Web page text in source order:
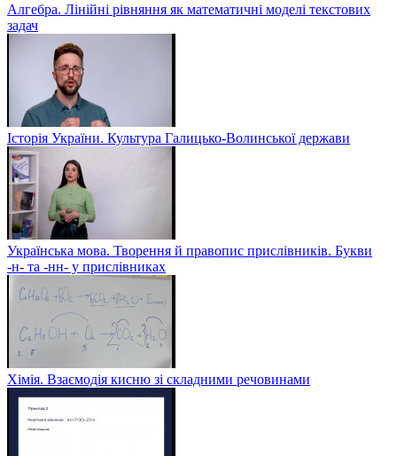
Алгебра. Лінійні рівняння як математичні моделі текстових
задач
Історія України. Культура Галицько-Волинської держави
Українська мова. Творення й правопис прислівників. Букви
-н- та -нн- у прислівниках
Хімія. Взаємодія кисню зі складними речовинами